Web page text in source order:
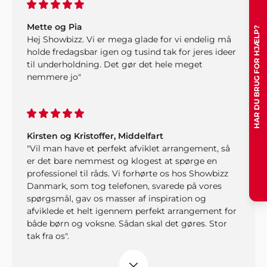
Mette og Pia
Hej Showbizz. Vi er mega glade for vi endelig må
holde fredagsbar igen og tusind tak for jeres ideer
til underholdning. Det gør det hele meget
nemmere jo"
Kirsten og Kristoffer, Middelfart
"Vil man have et perfekt afviklet arrangement, så
er det bare nemmest og klogest at spørge en
professionel til råds. Vi forhørte os hos Showbizz
Danmark, som tog telefonen, svarede på vores
spørgsmål, gav os masser af inspiration og
afviklede et helt igennem perfekt arrangement for
både børn og voksne. Sådan skal det gøres. Stor
tak fra os".
HAR DU BRUG FOR HJÆLP?